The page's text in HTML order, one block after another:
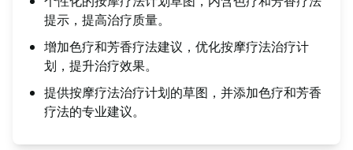
提示，提高治疗质量。
增加色疗和芳香疗法建议，优化按摩疗法治疗计
划，提升治疗效果。
提供按摩疗法治疗计划的草图，并添加色疗和芳香
疗法的专业建议。